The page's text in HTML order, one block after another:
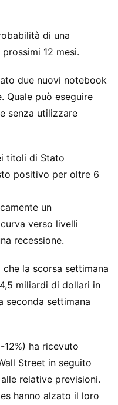
di una
12 mesi.
due nuovi notebook
Quale può eseguire
senza utilizzare
titoli di Stato
positivo per oltre 6
un
verso livelli
recessione.
la scorsa settimana
miliardi di dollari in
seconda settimana
12%) ha ricevuto
Street in seguito
relative previsioni.
hanno alzato il loro